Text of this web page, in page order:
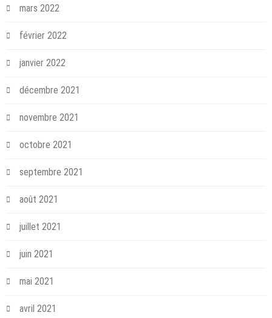
mars 2022
février 2022
janvier 2022
décembre 2021
novembre 2021
octobre 2021
septembre 2021
août 2021
juillet 2021
juin 2021
mai 2021
avril 2021